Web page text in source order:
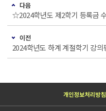
다음
☆2024학년도 제2학기 등록금
이전
2024학년도 하계 계절학기 강
개인정보처리방침